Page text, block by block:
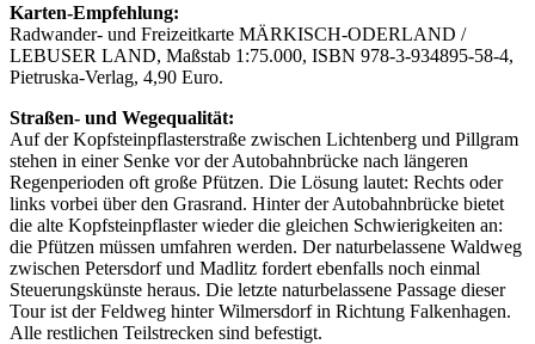
Karten-Empfehlung:
Radwander- und Freizeitkarte MÄRKISCH-ODERLAND /
LEBUSER LAND, Maßstab 1:75.000, ISBN 978-3-934895-58-4,
Pietruska-Verlag, 4,90 Euro.
Straßen- und Wegequalität:
Auf der Kopfsteinpflasterstraße zwischen Lichtenberg und Pillgram
stehen in einer Senke vor der Autobahnbrücke nach längeren
Regenperioden oft große Pfützen. Die Lösung lautet: Rechts oder
links vorbei über den Grasrand. Hinter der Autobahnbrücke bietet
die alte Kopfsteinpflaster wieder die gleichen Schwierigkeiten an:
die Pfützen müssen umfahren werden. Der naturbelassene Waldweg
zwischen Petersdorf und Madlitz fordert ebenfalls noch einmal
Steuerungskünste heraus. Die letzte naturbelassene Passage dieser
Tour ist der Feldweg hinter Wilmersdorf in Richtung Falkenhagen.
Alle restlichen Teilstrecken sind befestigt.